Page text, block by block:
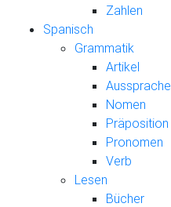
Zahlen
Spanisch
Grammatik
Artikel
Aussprache
Nomen
Präposition
Pronomen
Verb
Lesen
Bücher